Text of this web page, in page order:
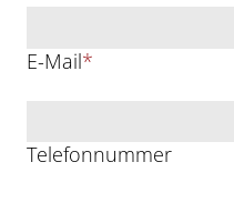
E-Mail*
Telefonnummer